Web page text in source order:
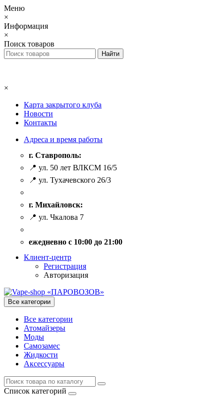
Меню
×
Информация
×
Поиск товаров
×
Карта закрытого клуба
Новости
Контакты
Адреса и время работы
г. Ставрополь:
📍 ул. 50 лет ВЛКСМ 16/5
📍 ул. Тухачевского 26/3
г. Михайловск:
📍 ул. Чкалова 7
ежедневно с 10:00 до 21:00
Клиент-центр
Регистрация
Авторизация
Все категории
Все категории
Атомайзеры
Моды
Самозамес
Жидкости
Аксессуары
Список категорий